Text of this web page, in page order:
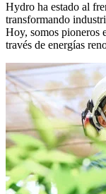
Hydro ha estado al
transformando
Hoy, somos pioneros
través de energías